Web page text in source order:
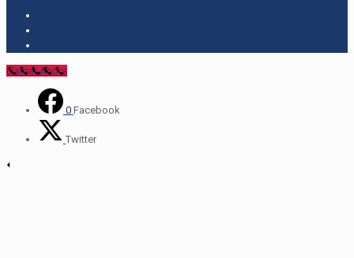
Llamar Ahora
0 Facebook
Twitter